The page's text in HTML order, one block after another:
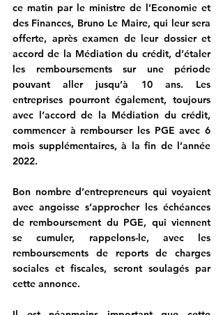
ce matin par le ministre de l’Economie et
des Finances, Bruno Le Maire, qui leur sera
offerte, après examen de leur dossier et
accord de la Médiation du crédit, d’étaler
les remboursements sur une période
pouvant aller jusqu’à 10 ans. Les
entreprises pourront également, toujours
avec l’accord de la Médiation du crédit,
commencer à rembourser les PGE avec 6
mois supplémentaires, à la fin de l’année
2022.
Bon nombre d’entrepreneurs qui voyaient
avec angoisse s’approcher les échéances
de remboursement du PGE, qui viennent
se cumuler, rappelons-le, avec les
remboursements de reports de charges
sociales et fiscales, seront soulagés par
cette annonce.